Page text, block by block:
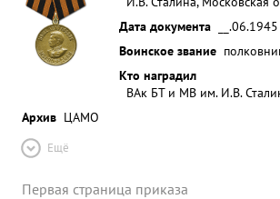
Дата документа
__.06.1945
Воинское звание
Кто наградил
ВАк БТ и МВ им. И.В.
Архив ЦАМО
Ещё
Первая страница приказа